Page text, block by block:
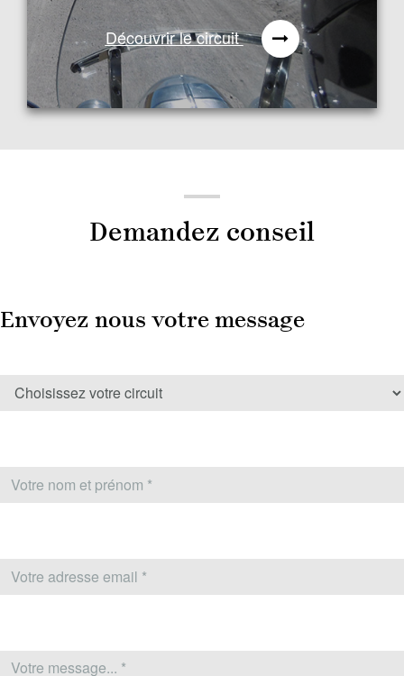
Découvrir le circuit
Demandez conseil
Envoyez nous votre message